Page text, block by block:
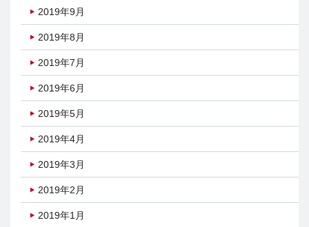
2019年9月
2019年8月
2019年7月
2019年6月
2019年5月
2019年4月
2019年3月
2019年2月
2019年1月